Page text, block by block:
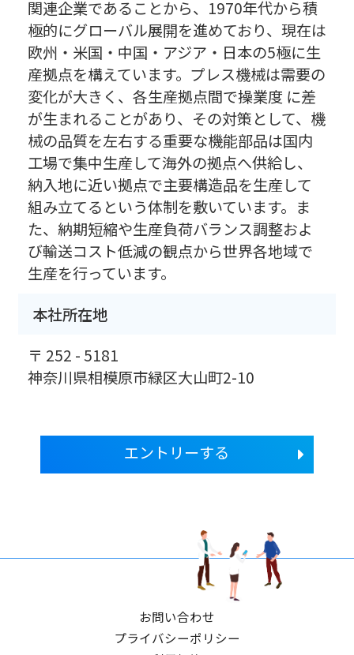
関連企業であることから、1970年代から積
極的にグローバル展開を進めており、現在は
欧州・米国・中国・アジア・日本の5極に生
産拠点を構えています。プレス機械は需要の
変化が大きく、各生産拠点間で操業度 に差
が生まれることがあり、その対策として、機
械の品質を左右する重要な機能部品は国内
工場で集中生産して海外の拠点へ供給し、
納入地に近い拠点で主要構造品を生産して
組み立てるという体制を敷いています。ま
た、納期短縮や生産負荷バランス調整およ
び輸送コスト低減の観点から世界各地域で
生産を行っています。
本社所在地
〒 252 - 5181
神奈川県相模原市緑区大山町2-10
エントリーする
お問い合わせ
プライバシーポリシー